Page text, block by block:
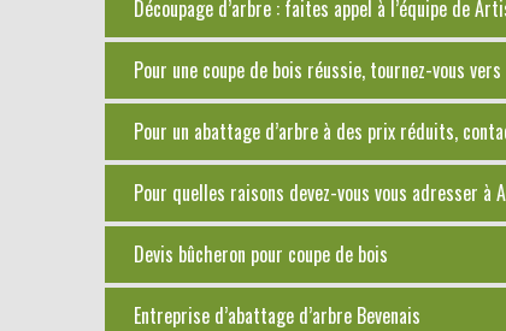
Découpage d’arbre : faites appel à l’équipe de
Pour une coupe de bois réussie, tournez-vous
Pour un abattage d’arbre à des prix réduits,
Pour quelles raisons devez-vous vous adresser à
Devis bûcheron pour coupe de bois
Entreprise d’abattage d’arbre Bevenais